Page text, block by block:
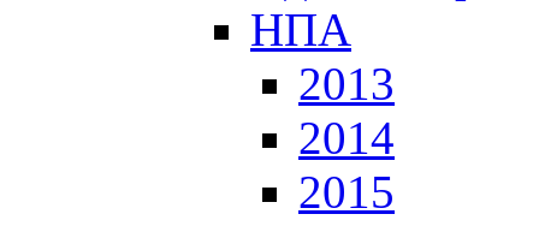
НПА
2013
2014
2015